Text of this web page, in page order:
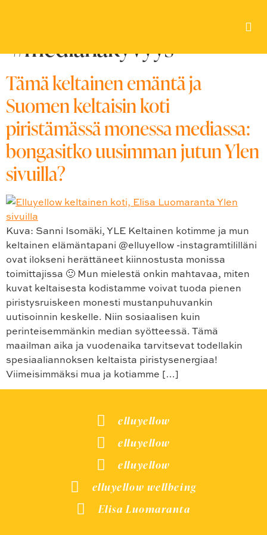
#medianäkyvyys
Tämä keltainen emäntä ja
Suomen keltaisin koti
piristämässä monessa mediassa:
bongasitko uusimman jutun Ylen
sivuilla?
Kuva: Sanni Isomäki, YLE Keltainen kotimme ja mun
keltainen elämäntapani @elluyellow -instagramtililläni
ovat ilokseni herättäneet kiinnostusta monissa
toimittajissa 🙂 Mun mielestä onkin mahtavaa, miten
kuvat keltaisesta kodistamme voivat tuoda pienen
piristysruiskeen monesti mustanpuhuvankin
uutisoinnin keskelle. Niin sosiaalisen kuin
perinteisemmänkin median syötteessä. Tämä
maailman aika ja vuodenaika tarvitsevat todellakin
spesiaaliannoksen keltaista piristysenergiaa!
Viimeisimmäksi mua ja kotiamme […]
elluyellow
elluyellow
elluyellow
elluyellow wellbeing
Elisa Luomaranta